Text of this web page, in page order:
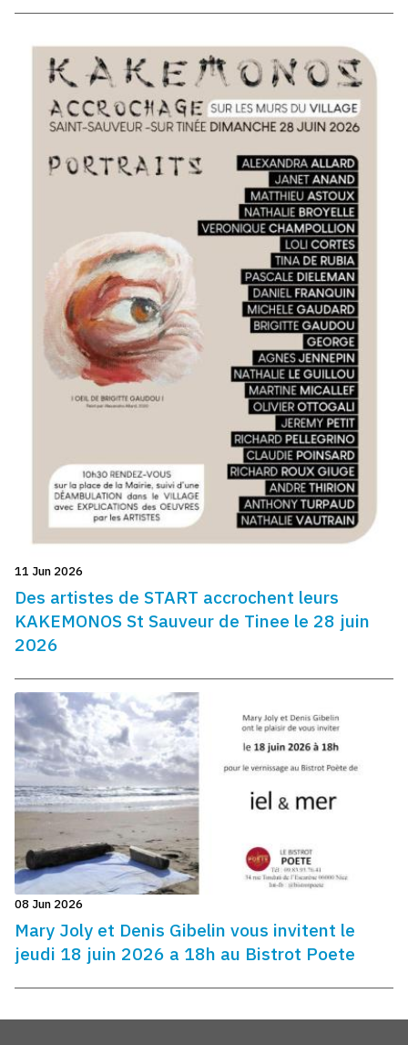
11 Jun 2026
Des artistes de START accrochent leurs
KAKEMONOS St Sauveur de Tinee le 28 juin
2026
08 Jun 2026
Mary Joly et Denis Gibelin vous invitent le
jeudi 18 juin 2026 a 18h au Bistrot Poete